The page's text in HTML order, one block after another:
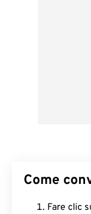
Come
Fare clic